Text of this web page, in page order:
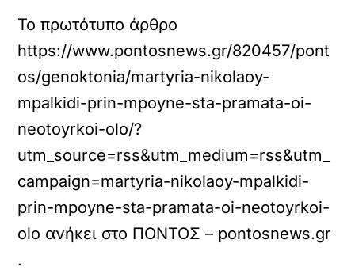
Το πρωτότυπο άρθρο
https://www.pontosnews.gr/820457/pont
os/genoktonia/martyria-nikolaoy-
mpalkidi-prin-mpoyne-sta-pramata-oi-
neotoyrkoi-olo/?
utm_source=rss&utm_medium=rss&utm_
campaign=martyria-nikolaoy-mpalkidi-
prin-mpoyne-sta-pramata-oi-neotoyrkoi-
olo ανήκει στο ΠΟΝΤΟΣ – pontosnews.gr
.